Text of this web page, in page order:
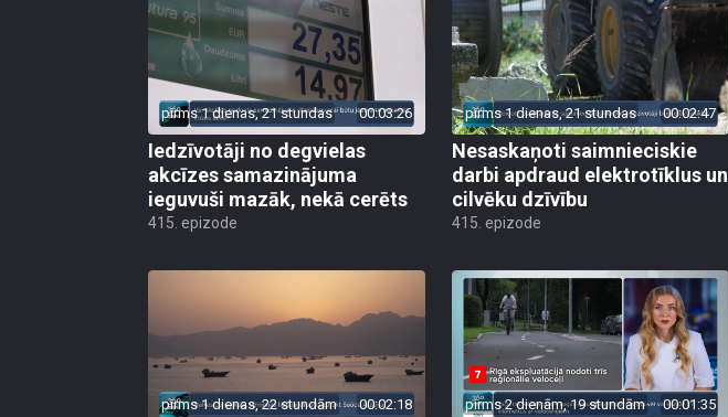
pirms 1 dienas, 21 stundas 00:03:26
Iedzīvotāji no degvielas
akcīzes samazinājuma
ieguvuši mazāk, nekā cerēts
415. epizode
pirms 1 dienas, 21 stundas 00:02:47
Nesaskaņoti saimnieciskie
darbi apdraud elektrotīklus un
cilvēku dzīvību
415. epizode
pirms 1 dienas, 22 stundām 00:02:18 pirms 2 dienām, 19 stundām 00:01:35